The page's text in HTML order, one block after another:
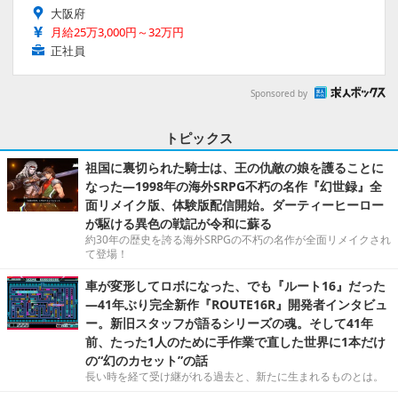
大阪府
月給25万3,000円～32万円
正社員
Sponsored by
トピックス
祖国に裏切られた騎士は、王の仇敵の娘を護ることに
なった―1998年の海外SRPG不朽の名作『幻世録』全
面リメイク版、体験版配信開始。ダーティーヒーロー
が駆ける異色の戦記が令和に蘇る
約30年の歴史を誇る海外SRPGの不朽の名作が全面リメイクされ
て登場！
車が変形してロボになった、でも『ルート16』だった
―41年ぶり完全新作『ROUTE16R』開発者インタビュ
ー。新旧スタッフが語るシリーズの魂。そして41年
前、たった1人のために手作業で直した世界に1本だけ
の“幻のカセット”の話
長い時を経て受け継がれる過去と、新たに生まれるものとは。